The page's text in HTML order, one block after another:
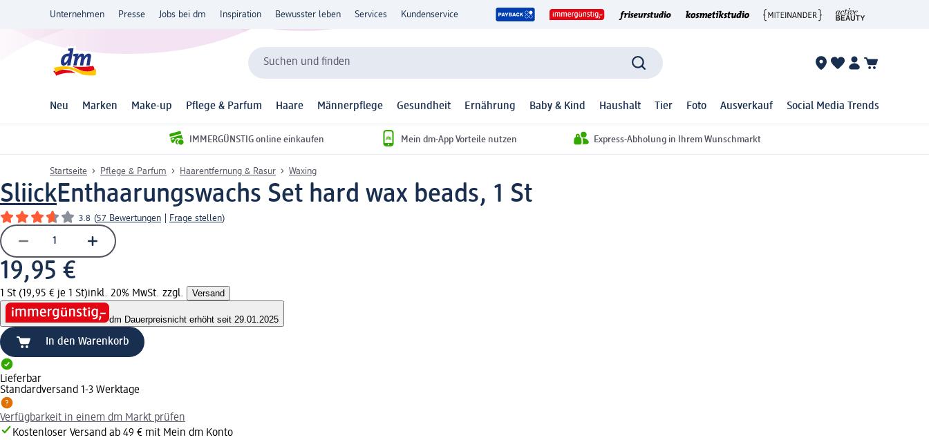
Unternehmen Presse Jobs bei dm Inspiration Bewusster leben Services Kundenservice
Suchen und finden
Neu Marken Make-up Pflege & Parfum Haare Männerpflege Gesundheit Ernährung Baby & Kind Haushalt Tier Foto Ausverkauf Social Media Trends
IMMERGÜNSTIG online einkaufen Mein dm-App Vorteile nutzen Express-Abholung in Ihrem Wunschmarkt
Startseite Pflege & Parfum Haarentfernung & Rasur Waxing
SliickEnthaarungswachs Set hard wax beads, 1 St
3.8 (57 Bewertungen Frage stellen)
19,95 €
1 St (19,95 € je 1 St)inkl. 20% MwSt. zzgl. Versand
dm Dauerpreisnicht erhöht seit 29.01.2025
In den Warenkorb
Lieferbar
Standardversand 1-3 Werktage
Verfügbarkeit in einem dm Markt prüfen
Kostenloser Versand ab 49 € mit Mein dm Konto